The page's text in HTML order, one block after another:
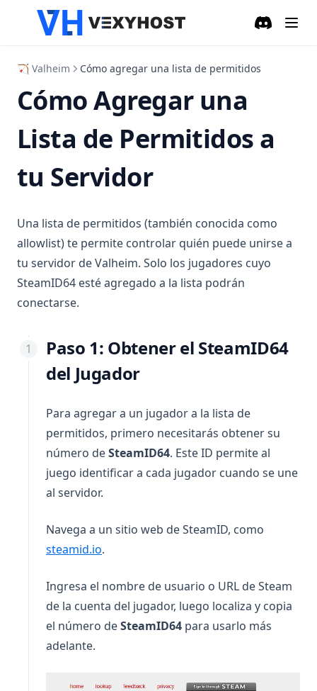
🏹 Valheim Cómo agregar una lista de permitidos
Cómo Agregar una
Lista de Permitidos a
tu Servidor
Una lista de permitidos (también conocida como
allowlist) te permite controlar quién puede unirse a
tu servidor de Valheim. Solo los jugadores cuyo
SteamID64 esté agregado a la lista podrán
conectarse.
Paso 1: Obtener el SteamID64
del Jugador
Para agregar a un jugador a la lista de
permitidos, primero necesitarás obtener su
número deSteamID64. Este ID permite al
juego identificar a cada jugador cuando se une
al servidor.
Navega a un sitio web de SteamID, como
steamid.io(opens in a new tab)
.
Ingresa el nombre de usuario o URL de Steam
de la cuenta del jugador, luego localiza y copia
el número deSteamID64 para usarlo más
adelante.